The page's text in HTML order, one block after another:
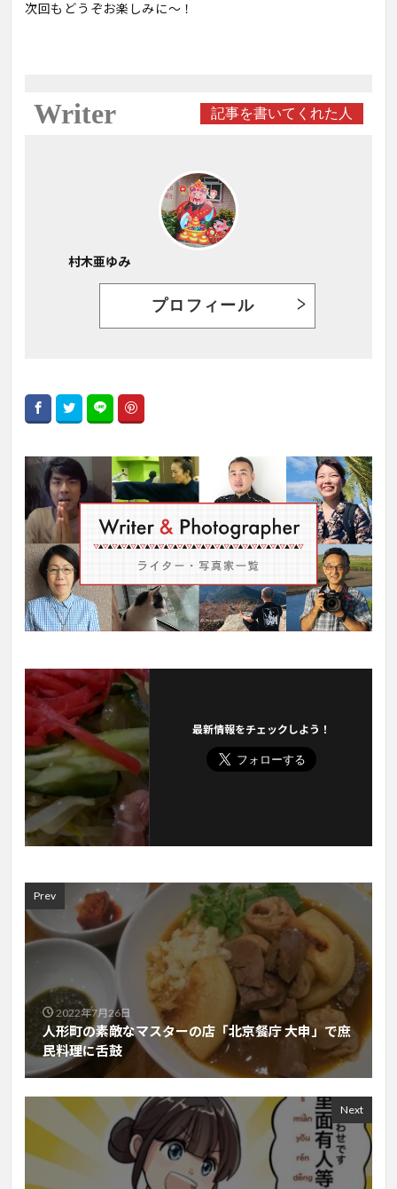
次回もどうぞお楽しみに～！
Writer 記事を書いてくれた人
村木亜ゆみ
プロフィール
最新情報をチェックしよう！
Prev
2022年7月26日
人形町の素敵なマスターの店「北京餐庁 大申」で庶
民料理に舌鼓
Next